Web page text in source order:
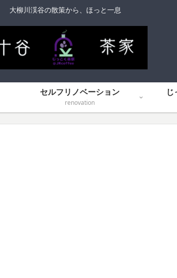
大柳川渓谷の散策から、ほっと一息
セルフリノベーション
renovation
じ